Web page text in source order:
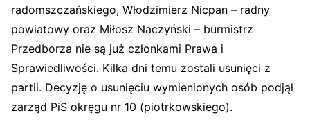
radomszczańskiego, Włodzimierz Nicpan – radny
powiatowy oraz Miłosz Naczyński – burmistrz
Przedborza nie są już członkami Prawa i
Sprawiedliwości. Kilka dni temu zostali usunięci z
partii. Decyzję o usunięciu wymienionych osób podjął
zarząd PiS okręgu nr 10 (piotrkowskiego).